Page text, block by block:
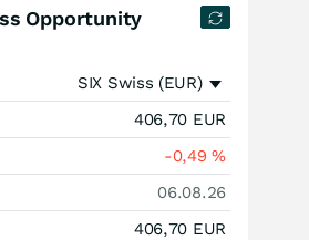
Opportunity
SIX Swiss (EUR)
406,70 EUR
-0,49%
06.08.26
406,70 EUR